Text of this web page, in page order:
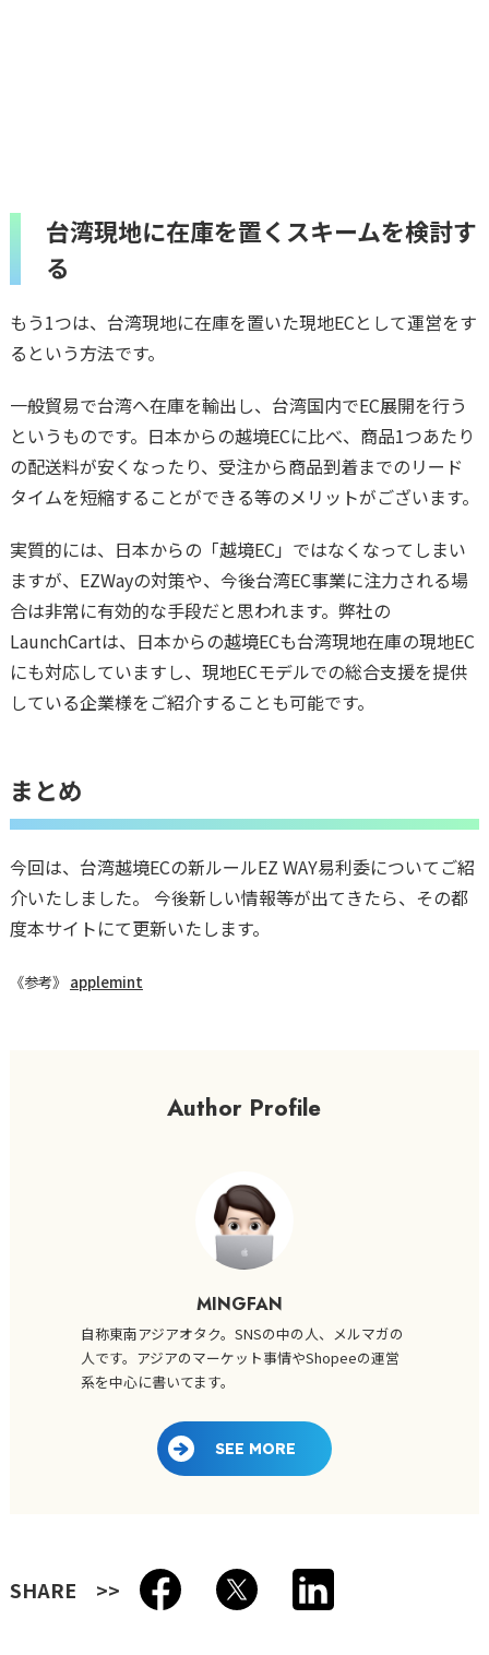
台湾現地に在庫を置くスキームを検討す
る
もう1つは、台湾現地に在庫を置いた現地ECとして運営をす
るという方法です。
一般貿易で台湾へ在庫を輸出し、台湾国内でEC展開を行う
というものです。日本からの越境ECに比べ、商品1つあたり
の配送料が安くなったり、受注から商品到着までのリード
タイムを短縮することができる等のメリットがございます。
実質的には、日本からの「越境EC」ではなくなってしまい
ますが、EZWayの対策や、今後台湾EC事業に注力される場
合は非常に有効的な手段だと思われます。弊社の
LaunchCartは、日本からの越境ECも台湾現地在庫の現地EC
にも対応していますし、現地ECモデルでの総合支援を提供
している企業様をご紹介することも可能です。
まとめ
今回は、台湾越境ECの新ルールEZ WAY易利委についてご紹
介いたしました。 今後新しい情報等が出てきたら、その都
度本サイトにて更新いたします。
《参考》 applemint
Author Profile
MINGFAN
自称東南アジアオタク。SNSの中の人、メルマガの
人です。アジアのマーケット事情やShopeeの運営
系を中心に書いてます。
SEE MORE
SHARE